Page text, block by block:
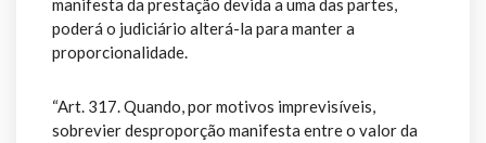
manifesta da prestação devida a uma das partes,
poderá o judiciário alterá-la para manter a
proporcionalidade.
“Art. 317. Quando, por motivos imprevisíveis,
sobrevier desproporção manifesta entre o valor da